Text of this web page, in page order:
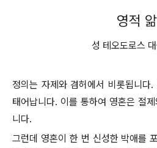
영적 앎
성 테오도로스
정의는 자제와 겸허에서 비롯됩니다
태어납니다. 이를 통하여 영혼은 절
니다.
그런데 영혼이 한 번 신성한 박애를